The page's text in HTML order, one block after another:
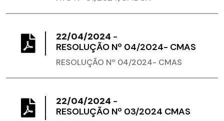
22/04/2024 -
RESOLUÇÃO Nº 04/2024- CMAS
RESOLUÇÃO Nº 04/2024- CMAS
22/04/2024 -
​RESOLUÇÃO Nº 03/2024 CMAS